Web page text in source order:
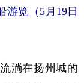
览（5月19日
淌在扬州城的